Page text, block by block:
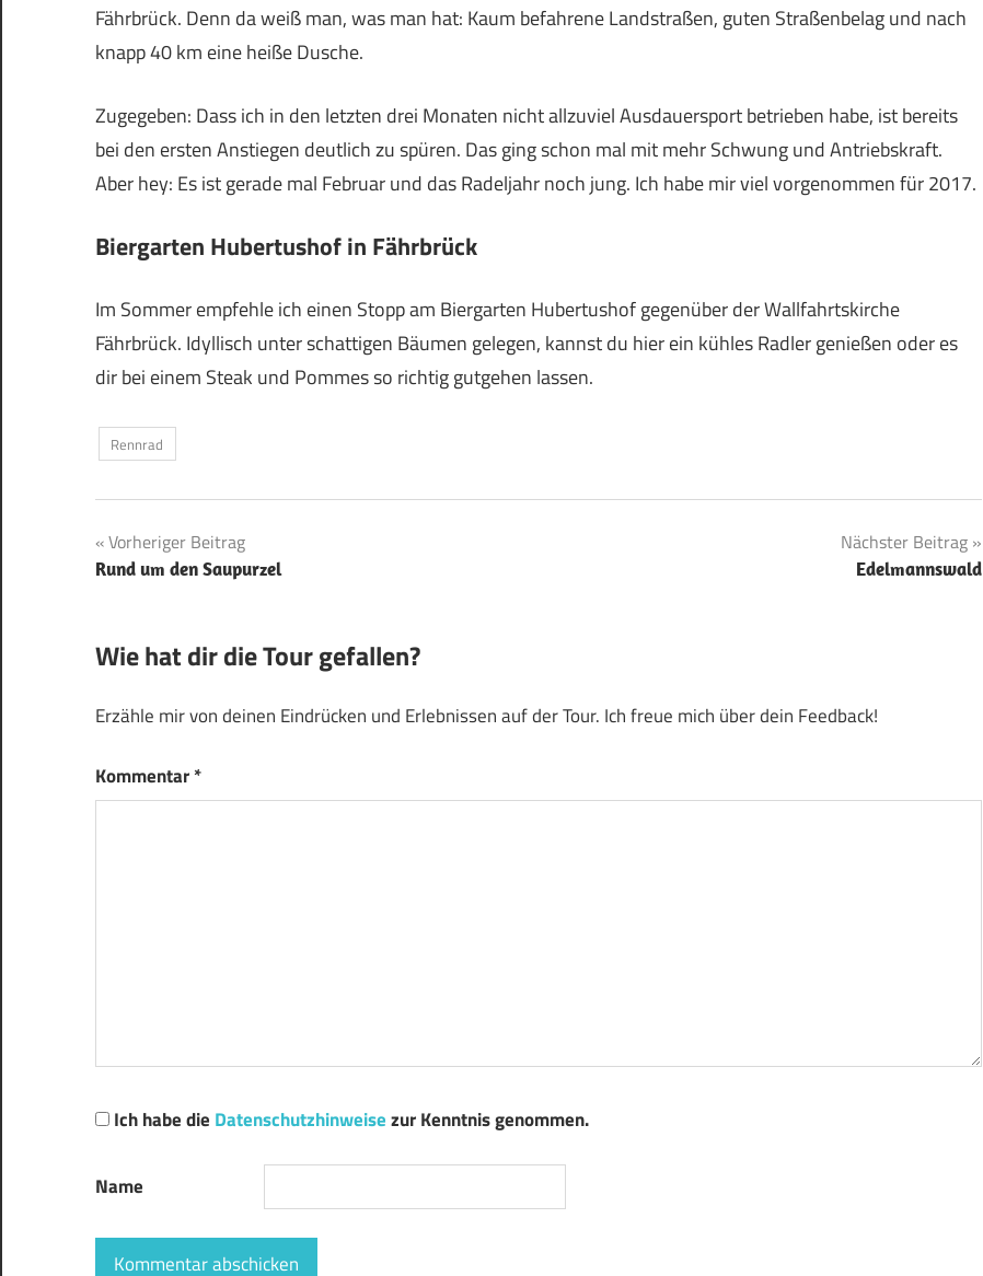
Fährbrück. Denn da weiß man, was man hat: Kaum befahrene Landstraßen, guten Straßenbelag und nach
knapp 40 km eine heiße Dusche.
Zugegeben: Dass ich in den letzten drei Monaten nicht allzuviel Ausdauersport betrieben habe, ist bereits
bei den ersten Anstiegen deutlich zu spüren. Das ging schon mal mit mehr Schwung und Antriebskraft.
Aber hey: Es ist gerade mal Februar und das Radeljahr noch jung. Ich habe mir viel vorgenommen für 2017.
Biergarten Hubertushof in Fährbrück
Im Sommer empfehle ich einen Stopp am Biergarten Hubertushof gegenüber der Wallfahrtskirche
Fährbrück. Idyllisch unter schattigen Bäumen gelegen, kannst du hier ein kühles Radler genießen oder es
dir bei einem Steak und Pommes so richtig gutgehen lassen.
Rennrad
Beitragsnavigation
Vorheriger Beitrag
Rund um den Saupurzel
Nächster Beitrag
Edelmannswald
Wie hat dir die Tour gefallen?
Erzähle mir von deinen Eindrücken und Erlebnissen auf der Tour. Ich freue mich über dein Feedback!
Kommentar*
Ich habe die Datenschutzhinweisezur Kenntnis genommen.
Name